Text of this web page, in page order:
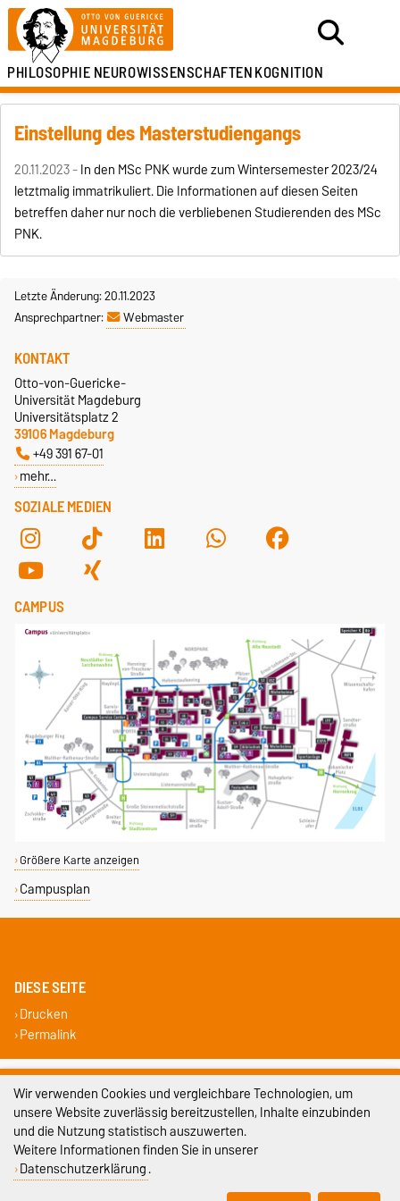
PHILOSOPHIENEUROWISSENSCHAFTENKOGNITION
Einstellung des Masterstudiengangs
20.11.2023 -In den MSc PNK wurde zum Wintersemester 2023/24
letztmalig immatrikuliert. Die Informationen auf diesen Seiten
betreffen daher nur noch die verbliebenen Studierenden des MSc
PNK.
Letzte Änderung: 20.11.2023
Ansprechpartner:
Webmaster
SOZIALE MEDIEN
KONTAKT
Otto-von-Guericke-
Universität Magdeburg
Universitätsplatz 2
39106 Magdeburg
+49 391 67-01
mehr…
CAMPUS
Größere Karte anzeigen
Campusplan
DIESE SEITE
Drucken
Permalink
Impressum
Datenschutz
Barrierefreiheit
Cookie-Einstellungen
Wir verwenden Cookies und vergleichbare Technologien, um
unsere Website zuverlässig bereitzustellen, Inhalte einzubinden
und die Nutzung statistisch auszuwerten.
Weitere Informationen finden Sie in unserer
Datenschutzerklärung.